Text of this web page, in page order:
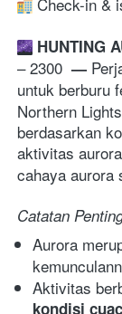
HUNTING
– 2300 — P
untuk berburu
Northern
berdasarkan
aktivitas
cahaya aurora
Catatan
Aurora
kondisi